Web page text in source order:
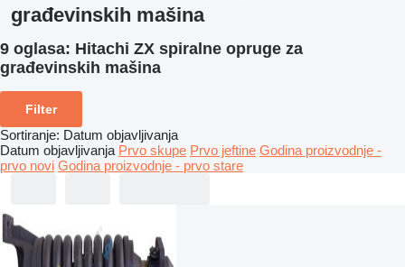
građevinskih mašina
9 oglasa: Hitachi ZX spiralne opruge za
građevinskih mašina
Filter
Sortiranje: Datum objavljivanja
Datum objavljivanja Prvo skupe Prvo jeftine Godina proizvodnje -
prvo novi Godina proizvodnje - prvo stare